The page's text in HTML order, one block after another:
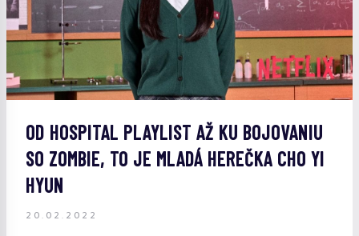
OD HOSPITAL PLAYLIST AŽ KU BOJOVANIU
SO ZOMBIE, TO JE MLADÁ HEREČKA CHO YI
HYUN
20.02.2022